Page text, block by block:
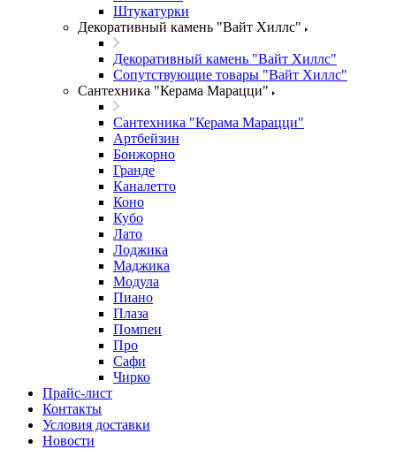
Штукатурки
Декоративный камень "Вайт Хиллс"
Декоративный камень "Вайт Хиллс"
Сопутствующие товары "Вайт Хиллс"
Сантехника "Керама Марацци"
Сантехника "Керама Марацци"
Артбейзин
Бонжорно
Гранде
Каналетто
Коно
Кубо
Лато
Лоджика
Маджика
Модула
Пиано
Плаза
Помпеи
Про
Сафи
Чирко
Прайс-лист
Контакты
Условия доставки
Новости